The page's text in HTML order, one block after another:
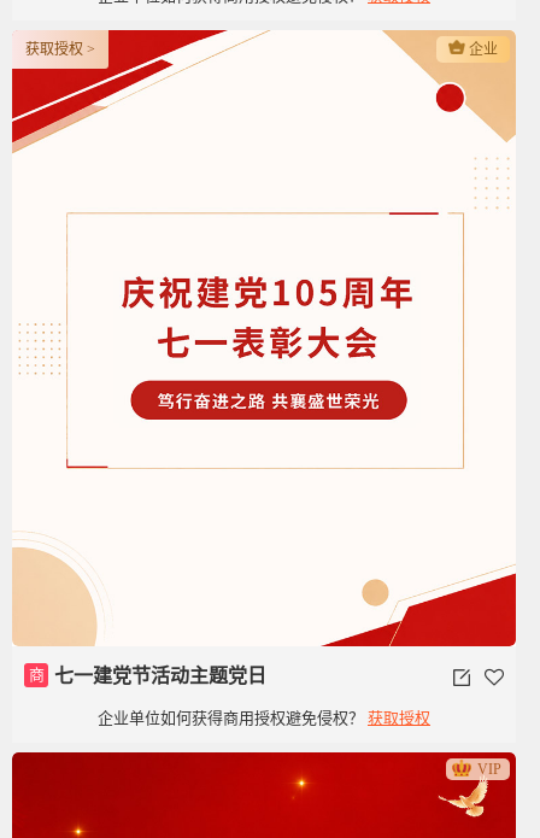
获取授权 > 企业
商 七一建党节活动主题党日
企业单位如何获得商用授权避免侵权？ 获取授权
VIP